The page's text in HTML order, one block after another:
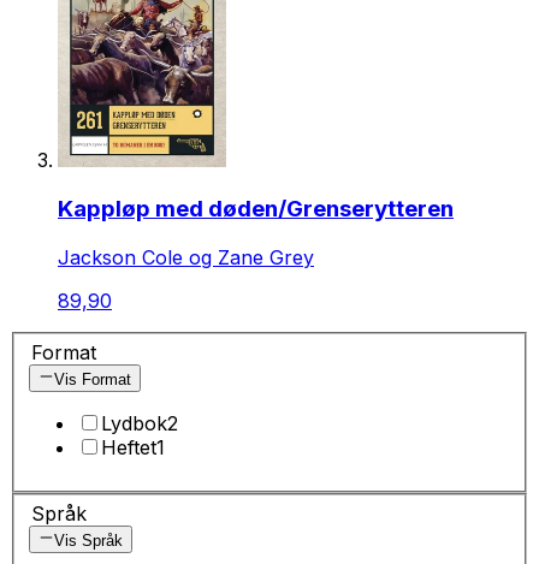
Kappløp med døden/Grenserytteren
Jackson Cole og Zane Grey
89,90
Format
Vis Format
Lydbok2
Heftet1
Språk
Vis Språk